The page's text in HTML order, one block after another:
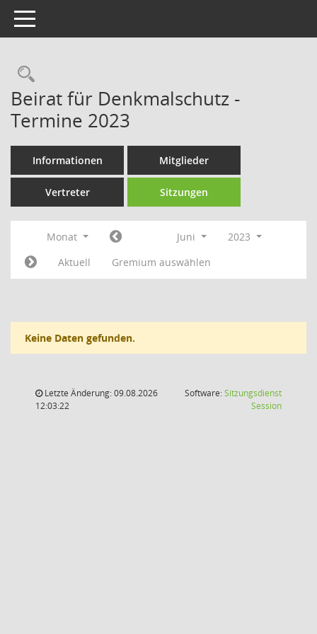
Toggle navigation
Rechercheauswahl
Beirat für Denkmalschutz -
Termine 2023
Informationen Mitglieder
Vertreter Sitzungen
Monat Juni
2023
Aktuell
Gremium auswählen
Keine Daten gefunden.
Letzte Änderung: 09.08.2026
12:03:22
Software:Sitzungsdienst
Session(Wird in